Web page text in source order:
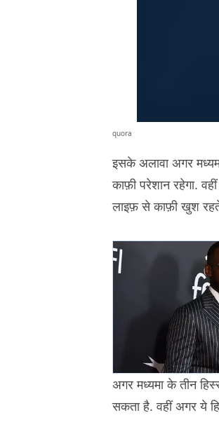
quora
इसके अलावा अगर
काफ़ी परेशान रहेगा.
लाइफ़ से काफ़ी खुश
अगर मध्यमा के तीन
सकता है. वहीं अगर ये